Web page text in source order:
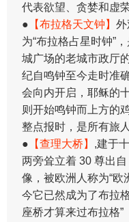
代表欲望、贪婪和虚
● 【布拉格天文钟】 外
为“布拉格占星时钟”
城广场的老城市政厅
纪自鸣钟至今走时准
会向内开启，耶稣的
则开始鸣钟而上方的
整点报时，是所有旅
● 【查理大桥】 ,建于
两旁耸立着 30 尊出
像，被欧洲人称为“欧
今它已然成为了布拉
座桥才算来过布拉格”